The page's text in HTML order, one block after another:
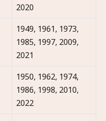
2020
1949, 1961, 1973,
1985, 1997, 2009,
2021
1950, 1962, 1974,
1986, 1998, 2010,
2022